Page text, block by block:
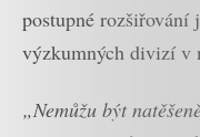
postupné
výzkumných divizí v
„Nemůžu být